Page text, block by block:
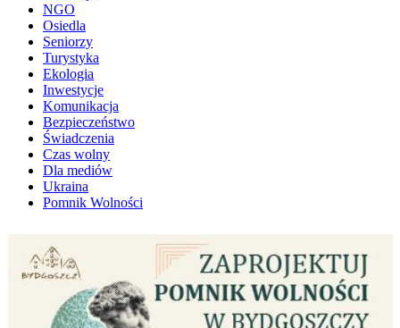
NGO
Osiedla
Seniorzy
Turystyka
Ekologia
Inwestycje
Komunikacja
Bezpieczeństwo
Świadczenia
Czas wolny
Dla mediów
Ukraina
Pomnik Wolności